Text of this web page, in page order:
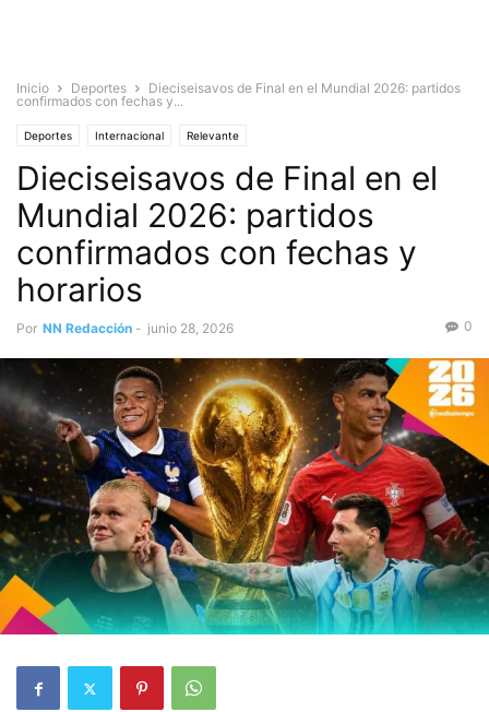
Inicio Deportes
Dieciseisavos de Final en el Mundial 2026: partidos
confirmados con fechas y...
Deportes Internacional Relevante
Dieciseisavos de Final en el
Mundial 2026: partidos
confirmados con fechas y
horarios
Por NN Redacción - junio 28, 2026 0